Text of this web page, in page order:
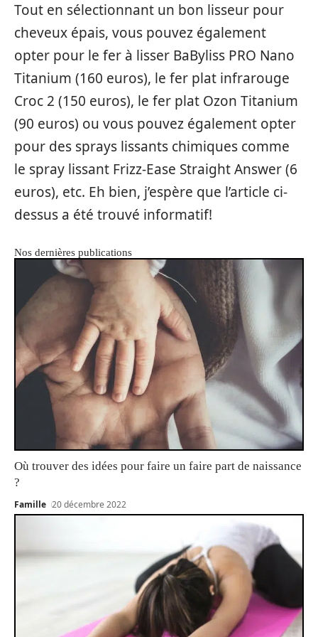
Tout en sélectionnant un bon lisseur pour
cheveux épais, vous pouvez également
opter pour le fer à lisser BaByliss PRO Nano
Titanium (160 euros), le fer plat infrarouge
Croc 2 (150 euros), le fer plat Ozon Titanium
(90 euros) ou vous pouvez également opter
pour des sprays lissants chimiques comme
le spray lissant Frizz-Ease Straight Answer (6
euros), etc. Eh bien, j’espère que l’article ci-
dessus a été trouvé informatif!
Nos dernières publications
Où trouver des idées pour faire un faire part de naissance
?
Famille 20 décembre 2022